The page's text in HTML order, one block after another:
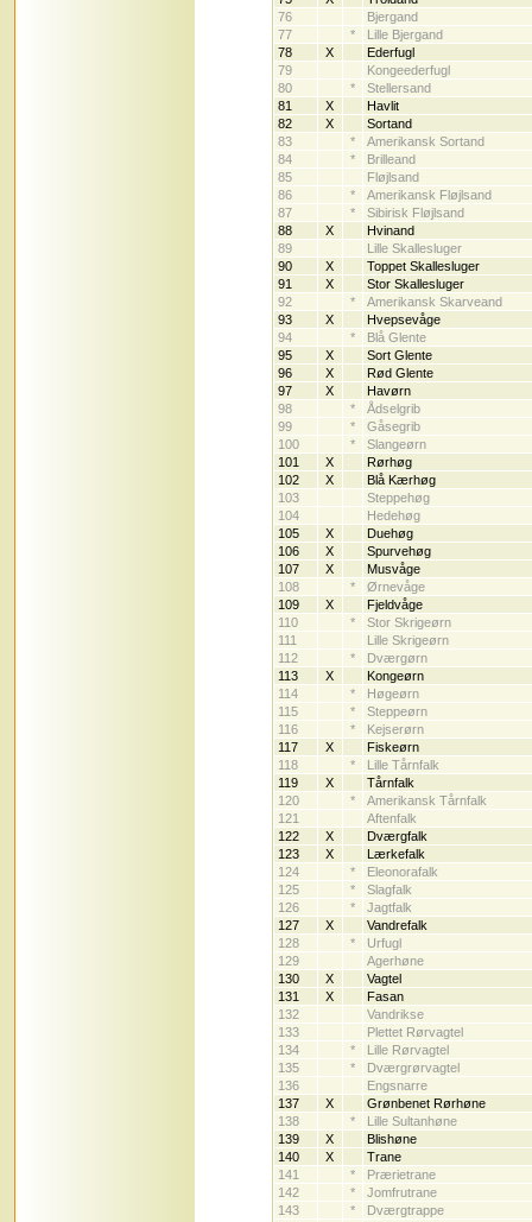
76
Bjergand
77
*
Lille Bjergand
78
X
Ederfugl
79
Kongeederfugl
80
*
Stellersand
81
X
Havlit
82
X
Sortand
83
*
Amerikansk Sortand
84
*
Brilleand
85
Fløjlsand
86
*
Amerikansk Fløjlsand
87
*
Sibirisk Fløjlsand
88
X
Hvinand
89
Lille Skallesluger
90
X
Toppet Skallesluger
91
X
Stor Skallesluger
92
*
Amerikansk Skarveand
93
X
Hvepsevåge
94
*
Blå Glente
95
X
Sort Glente
96
X
Rød Glente
97
X
Havørn
98
*
Ådselgrib
99
*
Gåsegrib
100
*
Slangeørn
101
X
Rørhøg
102
X
Blå Kærhøg
103
Steppehøg
104
Hedehøg
105
X
Duehøg
106
X
Spurvehøg
107
X
Musvåge
108
*
Ørnevåge
109
X
Fjeldvåge
110
*
Stor Skrigeørn
111
Lille Skrigeørn
112
*
Dværgørn
113
X
Kongeørn
114
*
Høgeørn
115
*
Steppeørn
116
*
Kejserørn
117
X
Fiskeørn
118
*
Lille Tårnfalk
119
X
Tårnfalk
120
*
Amerikansk Tårnfalk
121
Aftenfalk
122
X
Dværgfalk
123
X
Lærkefalk
124
*
Eleonorafalk
125
*
Slagfalk
126
*
Jagtfalk
127
X
Vandrefalk
128
*
Urfugl
129
Agerhøne
130
X
Vagtel
131
X
Fasan
132
Vandrikse
133
Plettet Rørvagtel
134
*
Lille Rørvagtel
135
*
Dværgrørvagtel
136
Engsnarre
137
X
Grønbenet Rørhøne
138
*
Lille Sultanhøne
139
X
Blishøne
140
X
Trane
141
*
Prærietrane
142
*
Jomfrutrane
143
*
Dværgtrappe